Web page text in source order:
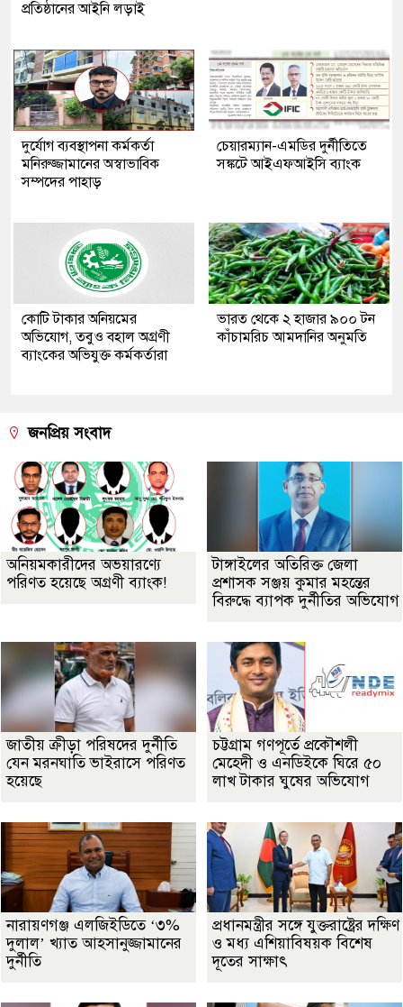
প্রতিষ্ঠানের আইনি লড়াই
দুর্যোগ ব্যবস্থাপনা কর্মকর্তা
মনিরুজ্জামানের অস্বাভাবিক
সম্পদের পাহাড়
চেয়ারম্যান-এমডির দুর্নীতিতে
সঙ্কটে আইএফআইসি ব্যাংক
কোটি টাকার অনিয়মের
অভিযোগ, তবুও বহাল অগ্রণী
ব্যাংকের অভিযুক্ত কর্মকর্তারা
ভারত থেকে ২ হাজার ৯০০ টন
কাঁচামরিচ আমদানির অনুমতি
জনপ্রিয় সংবাদ
অনিয়মকারীদের অভয়ারণ্যে
পরিণত হয়েছে অগ্রণী ব্যাংক!
টাঙ্গাইলের অতিরিক্ত জেলা
প্রশাসক সঞ্জয় কুমার মহন্তের
বিরুদ্ধে ব্যাপক দুর্নীতির অভিযোগ
জাতীয় ক্রীড়া পরিষদের দুর্নীতি
যেন মরনঘাতি ভাইরাসে পরিণত
হয়েছে
চট্টগ্রাম গণপূর্তে প্রকৌশলী
মেহেদী ও এনডিইকে ঘিরে ৫০
লাখ টাকার ঘুষের অভিযোগ
নারায়ণগঞ্জ এলজিইডিতে ‘৩%
দুলাল’ খ্যাত আহসানুজ্জামানের
দুর্নীতি
প্রধানমন্ত্রীর সঙ্গে যুক্তরাষ্ট্রের দক্ষিণ
ও মধ্য এশিয়াবিষয়ক বিশেষ
দূতের সাক্ষাৎ